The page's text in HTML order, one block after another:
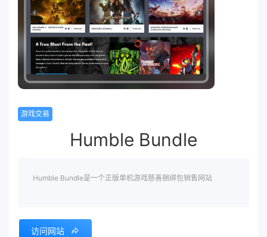
游戏交易
Humble Bundle
Humble Bundle是一个正版单机游戏慈善捆绑包销售网站
访问网站